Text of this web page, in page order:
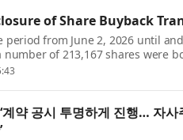
of Share Buyback
period from June 2, 2026 until
number of 213,167 shares were
of the share buyback of SES
계약 공시 투명하게 진행… 자